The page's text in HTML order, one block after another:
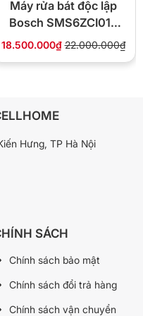
WU-VN
W-VN
Cellhome
Máy rửa bát độc lập
Bosch SMS6ZCI01P
Seri 6
18.500.000₫ 22.000.000₫
Hưng, TP Hà Nội
SÁCH
Chính sách bảo mật
Chính sách đổi trả hàng
Chính sách vận chuyển